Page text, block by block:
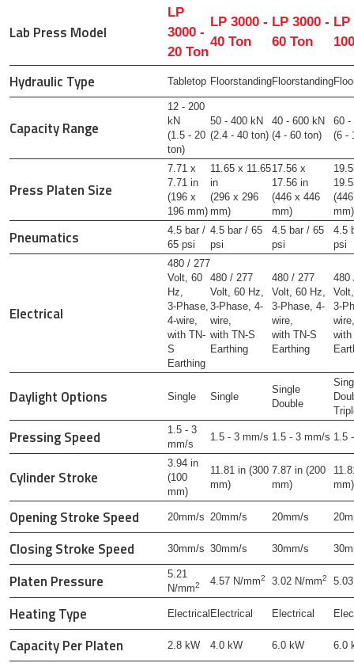
Lab Press Model
LP
3000 -
20 Ton
LP 3000 -
40 Ton
LP 3000 -
60 Ton
Hydraulic Type Tabletop FloorstandingFloorstanding
Capacity Range
12 - 200
kN
(1.5 - 20
ton)
50 - 400 kN
(2.4 - 40 ton)
40 - 600 kN
(4 - 60 ton)
60 -
(6 -
Press Platen Size
7.71 x
7.71 in
(196 x
196 mm)
11.65 x 11.65
in
(296 x 296
mm)
17.56 x
17.56 in
(446 x 446
mm)
mm)
Pneumatics
4.5 bar /
65 psi
4.5 bar / 65
psi
4.5 bar / 65
psi
4.5
psi
Electrical
480 / 277
Volt, 60
Hz,
3-Phase,
4-wire,
with TN-
S
Earthing
480 / 277
Volt, 60 Hz,
3-Phase, 4-
wire,
with TN-S
Earthing
480 / 277
Volt, 60 Hz,
3-Phase, 4-
wire,
with TN-S
Earthing
480
3-
wire,
with
Daylight Options Single Single
Single
Double
Pressing Speed
1.5 - 3
mm/s
1.5 - 3 mm/s 1.5 - 3 mm/s 1.5
Cylinder Stroke
3.94 in
(100
mm)
11.81 in (300
mm)
7.87 in (200
mm)
mm)
Opening Stroke Speed 20mm/s 20mm/s 20mm/s
Closing Stroke Speed 30mm/s 30mm/s 30mm/s
Platen Pressure
5.21
N/mm2 4.57 N/mm2 3.02 N/mm2
Heating Type ElectricalElectrical Electrical
Capacity Per Platen 2.8 kW 4.0 kW 6.0 kW 6.0